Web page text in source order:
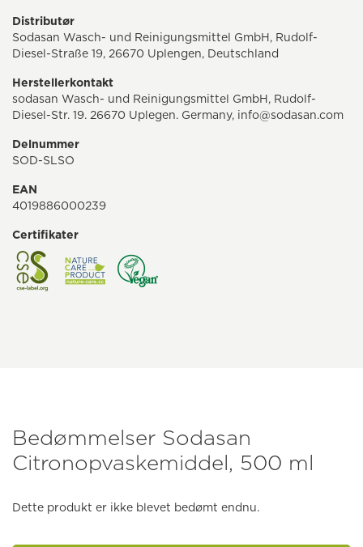
Distributør
Sodasan Wasch- und Reinigungsmittel GmbH, Rudolf-
Diesel-Straße 19, 26670 Uplengen, Deutschland
Herstellerkontakt
sodasan Wasch- und Reinigungsmittel GmbH, Rudolf-
Diesel-Str. 19. 26670 Uplegen. Germany, info@sodasan.com
Delnummer
SOD-SLSO
EAN
4019886000239
Certifikater
Bedømmelser Sodasan
Citronopvaskemiddel, 500 ml
Dette produkt er ikke blevet bedømt endnu.